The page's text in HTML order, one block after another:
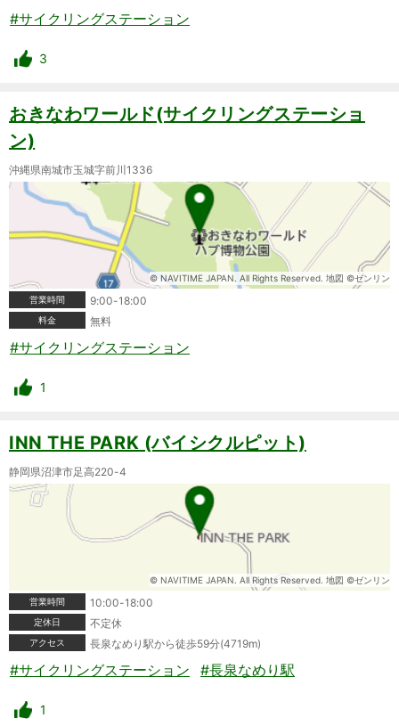
#サイクリングステーション
3
おきなわワールド(サイクリングステーショ
ン)
沖縄県南城市玉城字前川1336
© NAVITIME JAPAN. All Rights Reserved. 地図 ©ゼンリン
営業時間
9:00-18:00
料金 無料
#サイクリングステーション
1
INN THE PARK (バイシクルピット)
静岡県沼津市足高220-4
© NAVITIME JAPAN. All Rights Reserved. 地図 ©ゼンリン
営業時間
10:00-18:00
定休日 不定休
アクセス 長泉なめり駅から徒歩59分(4719m)
#サイクリングステーション #長泉なめり駅
1